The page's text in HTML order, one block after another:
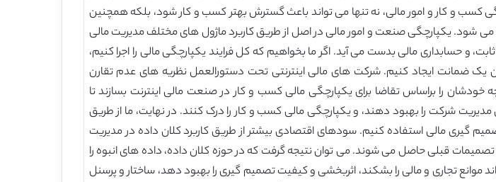
کسب و کار و امور مالی، نه تنها می تواند باعث گسترش بهتر کسب و کار شود، بلکه همچنین
شود. یکپارچگی صنعت و امور مالی در اصل از طریق کاربرد ماژول های مختلف مدیریت مالی
و حسابداری مالی بدست می آید. اگر ما بخواهیم که کل فرایند یکپارچگی مالی را اجرا کنیم،
یک ضمانت ایجاد کنیم. شرکت های مالی اینترنتی تحت دستورالعمل نظریه های عدم تقارن
را براساس تقاضا برای یکپارچگی مالی کسب و کار در صنعت مالی اینترنت بسازند تا
شرکت را بهبود دهند، و یکپارچگی مالی کسب و کار را درک کنند. در نهایت، ما از طریق
گیری مالی استفاده کنیم. سودهای اقتصادی بیشتر از طریق کاربرد کلان داده در مدیریت
تصمیمات قبلی حاصل می شوند. می توان نتیجه گرفت که در حوزه کلان داده، داده های انبوه را
تجاری و مالی را بشکند، اثربخشی و کیفیت تصمیم گیری را بهبود دهد، ساختار و پرسنل